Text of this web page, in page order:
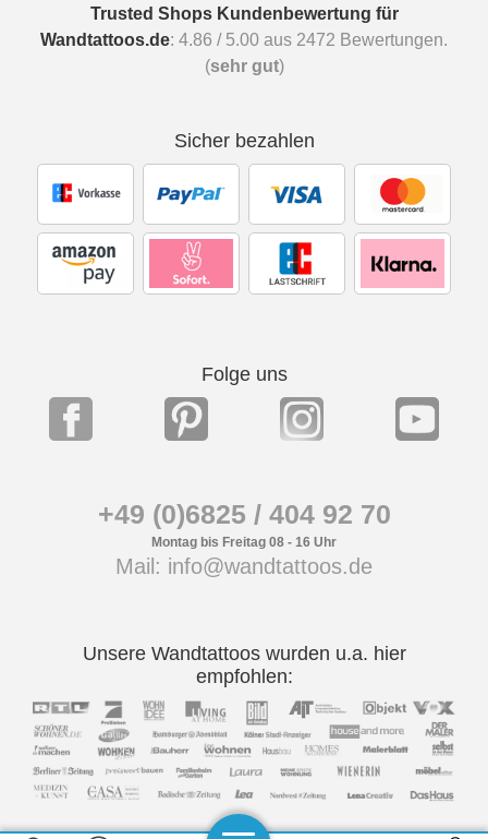
Trusted Shops Kundenbewertung für
Wandtattoos.de: 4.86 / 5.00 aus 2472 Bewertungen.
(sehr gut)
Sicher bezahlen
Folge uns
+49 (0)6825 / 404 92 70
Montag bis Freitag 08 - 16 Uhr
Mail: info@wandtattoos.de
Unsere Wandtattoos wurden u.a. hier
empfohlen: